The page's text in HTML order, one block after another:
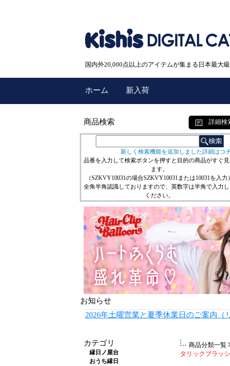
国内外20,000点以上のアイテムが集まる日本最大
ホーム 新入荷
商品検索 詳細検
新しく検索機能を追加しました詳細はコ
品番を入力して検索ボタンを押すと目的の商品がすぐ
ます。
（SZKVY10031の場合SZKVY10031または10031を入力）
全角半角認識しておりますので、英数字は半角で入力
ください。
お知らせ
2026年土曜営業と夏季休業日のご案内（
カテゴリ
縁日ノ屋台
おうち縁日
商品分類一覧
タリックブラッ